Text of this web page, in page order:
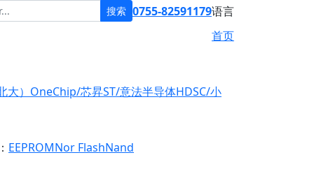
搜索 0755-82591179语言
首页
） OneChip/芯昇ST/意法半导体HDSC/小
EEPROMNor FlashNand